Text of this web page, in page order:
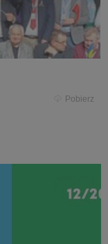
Pobierz